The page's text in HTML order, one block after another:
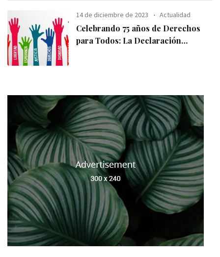
14 de diciembre de 2023 Actualidad
Celebrando 75 años de Derechos
para Todos: La Declaración